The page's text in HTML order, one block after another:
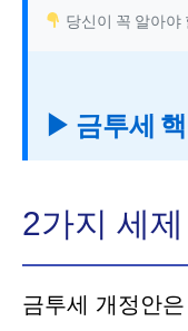
당신이 꼭 알아야
▶ 금투세
2가지 세
금투세 개정안